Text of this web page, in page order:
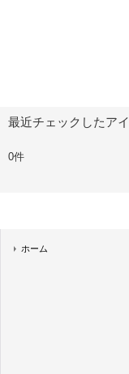
最近チェックしたア
0件
ホーム